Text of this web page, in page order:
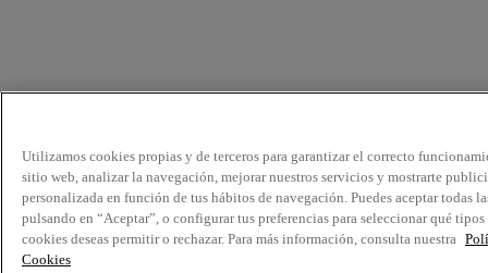
Utilizamos cookies propias y de terceros para garantizar el correcto
sitio web, analizar la navegación, mejorar nuestros servicios y mostrarte
personalizada en función de tus hábitos de navegación. Puedes aceptar todas
pulsando en “Aceptar”, o configurar tus preferencias para seleccionar qué tipos
cookies deseas permitir o rechazar. Para más información, consulta nuestra
Cookies